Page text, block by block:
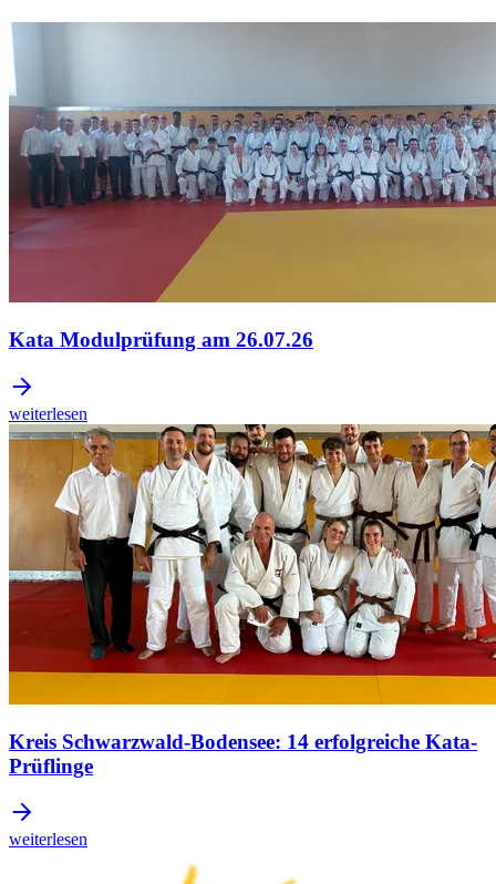
Kata Modulprüfung am 26.07.26
weiterlesen
Kreis Schwarzwald-Bodensee: 14 erfolgreiche Kata-
Prüflinge
weiterlesen